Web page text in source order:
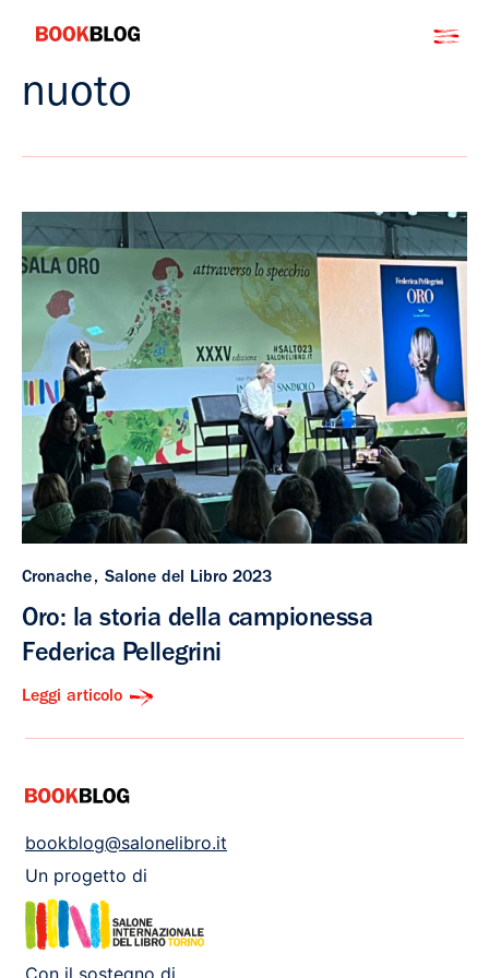
Bookblog
nuoto
Cronache Salone del Libro 2023
Oro: la storia della campionessa
Federica Pellegrini
Leggi articolo
bookblog@salonelibro.it
Un progetto di